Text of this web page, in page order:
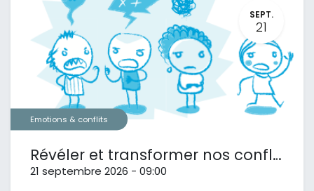
SEPT.
21
Emotions & conflits
Révéler et transformer nos conflits
21 septembre 2026 - 09:00